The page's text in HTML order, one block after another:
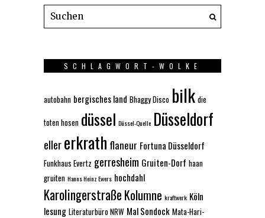
SCHLAGWORT-WOLKE
autobahn bergisches land Bhaggy Disco bilk die
toten hosen düssel Düssel-Quelle Düsseldorf
ellererkrath flaneur Fortuna Düsseldorf
Funkhaus Evertz gerresheim Gruiten-Dorf haan
gruiten Hanns Heinz Ewers hochdahl
Karolingerstraße Kolumne kraftwerk Köln
lesung Literaturbüro NRW Mal Sondock Mata-Hari-